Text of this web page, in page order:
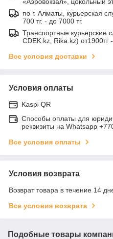
по г. Алматы, курьерская
700 тг. - до 7000 тг.
Транспортные курьерские
CDEK.kz, Rika.kz) от1900тг
Все условия доставки
Условия оплаты
Kaspi QR
Способы оплаты для
реквизиты на Whatsapp
Все условия оплаты
Условия возврата
Возврат товара в течение 14
Все условия возврата
Подобные товары